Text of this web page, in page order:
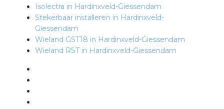
Isolectra in Hardinxveld-Giessendam
Stekerbaar installeren in Hardinxveld-
Giessendam
Wieland GST18 in Hardinxveld-Giessendam
Wieland RST in Hardinxveld-Giessendam
Academy